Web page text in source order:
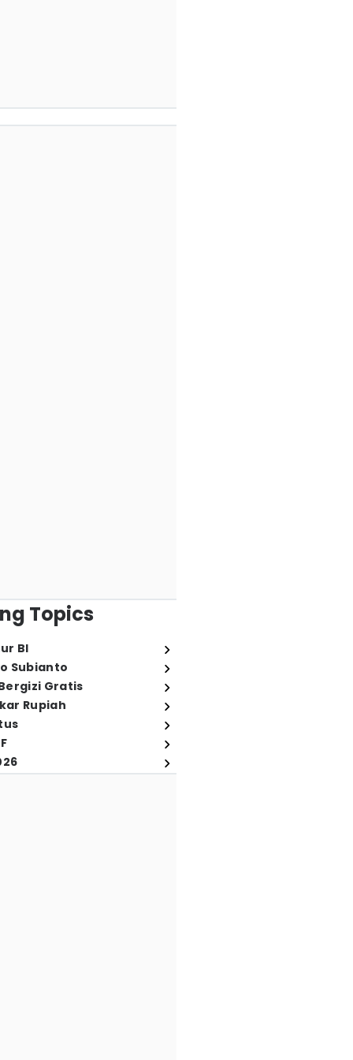
Topics
BI
Subianto
Gratis
Rupiah